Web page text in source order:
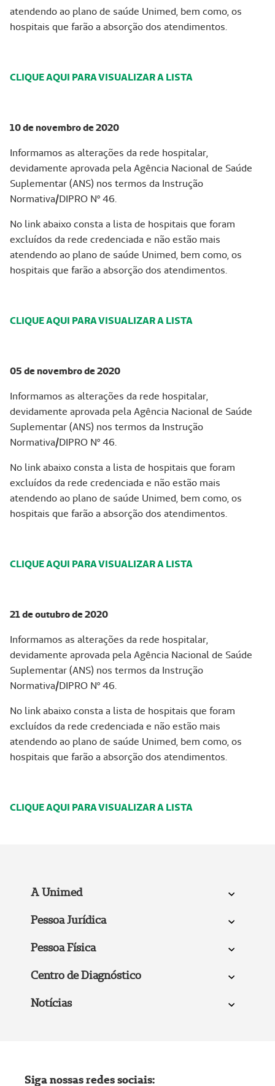
atendendo ao plano de saúde Unimed, bem como, os
hospitais que farão a absorção dos atendimentos.
CLIQUE AQUI PARA VISUALIZAR A LISTA
10 de novembro de 2020
Informamos as alterações da rede hospitalar,
devidamente aprovada pela Agência Nacional de Saúde
Suplementar (ANS) nos termos da Instrução
Normativa/DIPRO Nº 46.
No link abaixo consta a lista de hospitais que foram
excluídos da rede credenciada e não estão mais
atendendo ao plano de saúde Unimed, bem como, os
hospitais que farão a absorção dos atendimentos.
CLIQUE AQUI PARA VISUALIZAR A LISTA
05 de novembro de 2020
Informamos as alterações da rede hospitalar,
devidamente aprovada pela Agência Nacional de Saúde
Suplementar (ANS) nos termos da Instrução
Normativa/DIPRO Nº 46.
No link abaixo consta a lista de hospitais que foram
excluídos da rede credenciada e não estão mais
atendendo ao plano de saúde Unimed, bem como, os
hospitais que farão a absorção dos atendimentos.
CLIQUE AQUI PARA VISUALIZAR A LISTA
21 de outubro de 2020
Informamos as alterações da rede hospitalar,
devidamente aprovada pela Agência Nacional de Saúde
Suplementar (ANS) nos termos da Instrução
Normativa/DIPRO Nº 46.
No link abaixo consta a lista de hospitais que foram
excluídos da rede credenciada e não estão mais
atendendo ao plano de saúde Unimed, bem como, os
hospitais que farão a absorção dos atendimentos.
CLIQUE AQUI PARA VISUALIZAR A LISTA
A Unimed
Pessoa Jurídica
Pessoa Física
Centro de Diagnóstico
Notícias
Siga nossas redes sociais: